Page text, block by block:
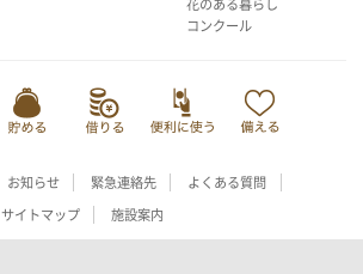
花のある暮らし
コンクール
お知らせ 緊急連絡先 よくある質問
サイトマップ 施設案内